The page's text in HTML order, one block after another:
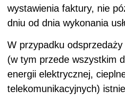
wystawienia faktury, nie
dniu od dnia wykonania
W przypadku odsprzedaży
(w tym przede wszystkim
energii elektrycznej,
telekomunikacyjnych)